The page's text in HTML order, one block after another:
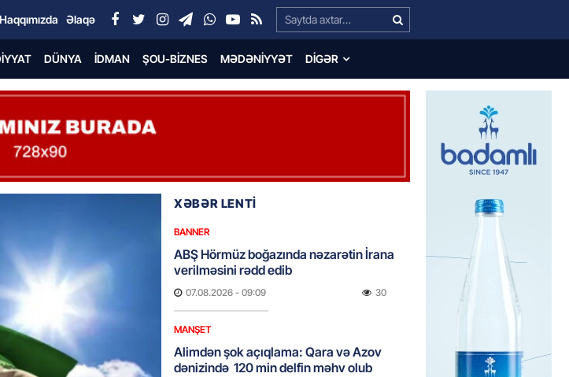
Search…
Haqqımızda Əlaqə
DÜNYA İDMAN ŞOU-BIZNES MƏDƏNIYYƏT DIGƏR
XƏBƏR LENTİ
BANNER
ABŞ Hörmüz boğazında nəzarətin İrana
verilməsini rədd edib
07.08.2026 - 09:09 30
MANŞET
Alimdən şok açıqlama: Qara və Azov
dənizində 120 min delfin məhv olub